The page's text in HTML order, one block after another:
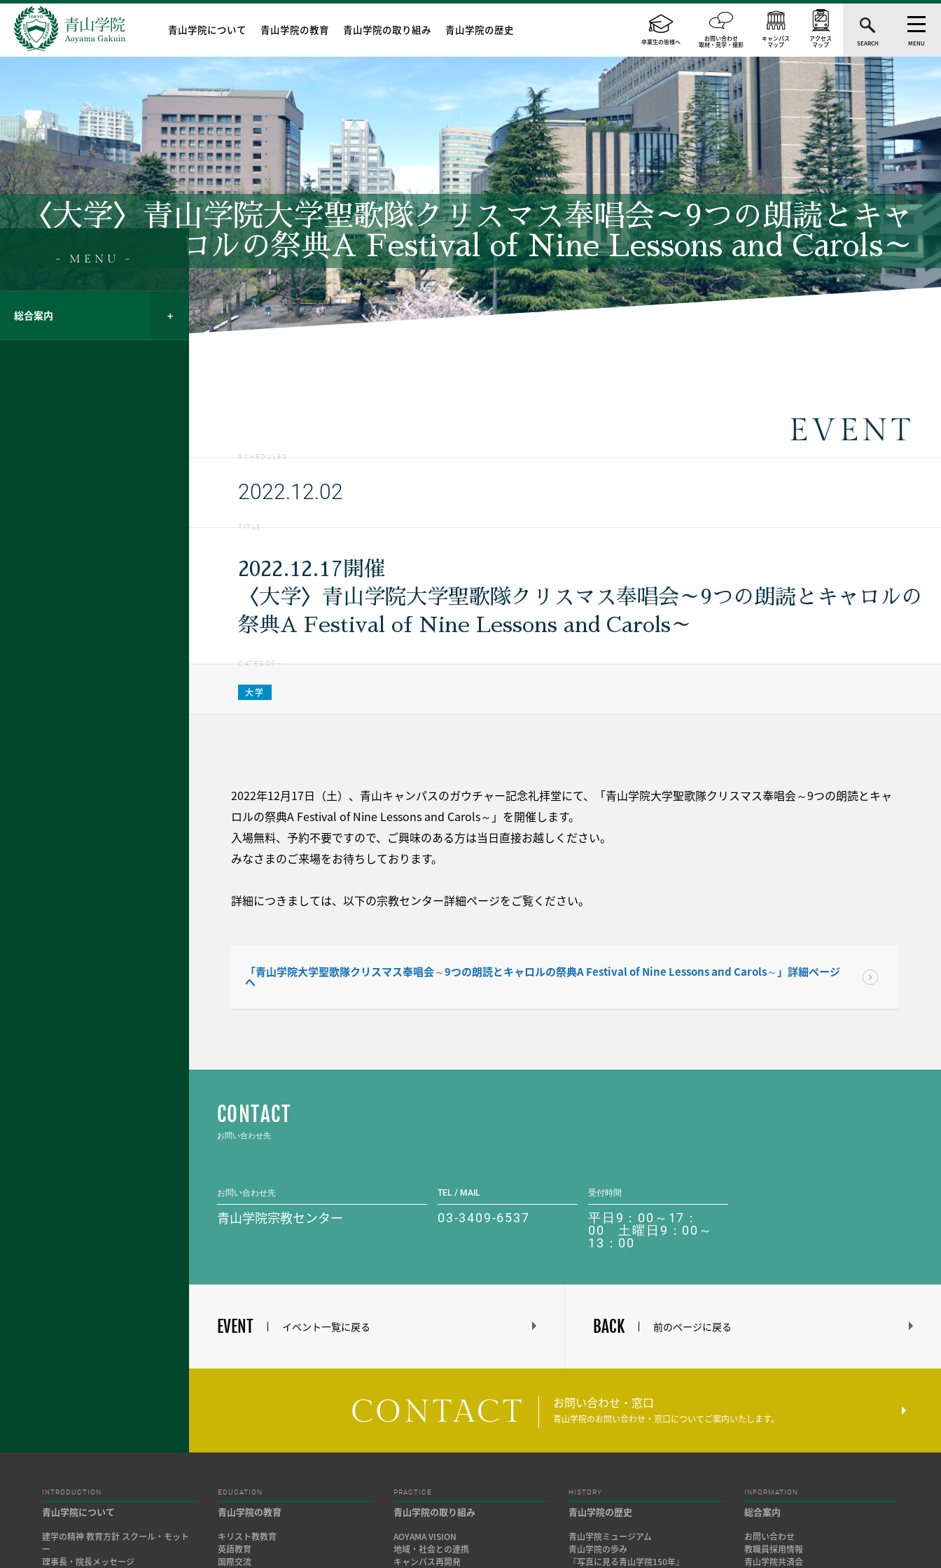
青山学院について 青山学院の教育 青山学院の取り組み 青山学院の歴史
卒業生の皆様へ お問い合わせ
取材・見学・撮影
キャンパス
マップ
アクセス
マップ SEARCH MENU
〈大学〉青山学院大学聖歌隊クリスマス奉唱会～9つの朗読とキャ
ロルの祭典A Festival of Nine Lessons and Carols～
- MENU -
総合案内
EVENT
SCHEDULED
2022.12.02
TITLE
2022.12.17開催
〈大学〉青山学院大学聖歌隊クリスマス奉唱会～9つの朗読とキャロルの
祭典A Festival of Nine Lessons and Carols～
CATEGORY
大学
2022年12月17日（土）、青山キャンパスのガウチャー記念礼拝堂にて、「青山学院大学聖歌隊クリスマス奉唱会～9つの朗読とキャ
ロルの祭典A Festival of Nine Lessons and Carols～」を開催します。
入場無料、予約不要ですので、ご興味のある方は当日直接お越しください。
みなさまのご来場をお待ちしております。
詳細につきましては、以下の宗教センター詳細ページをご覧ください。
「青山学院大学聖歌隊クリスマス奉唱会～9つの朗読とキャロルの祭典A Festival of Nine Lessons and Carols～」詳細ページ
へ
CONTACT
お問い合わせ先
お問い合わせ先
青山学院宗教センター
TEL / MAIL
03-3409-6537
受付時間
平日9：00～17：
00 土曜日9：00～
13：00
EVENT イベント一覧に戻る BACK 前のページに戻る
CONTACT お問い合わせ・窓口
青山学院のお問い合わせ・窓口についてご案内いたします。
INTRODUCTION
青山学院について
建学の精神 教育方針 スクール・モット
ー
理事長・院長メッセージ
EDUCATION
青山学院の教育
キリスト教教育
英語教育
国際交流
PRACTICE
青山学院の取り組み
AOYAMA VISION
地域・社会との連携
キャンパス再開発
HISTORY
青山学院の歴史
青山学院ミュージアム
青山学院の歩み
『写真に見る青山学院150年』
INFORMATION
総合案内
お問い合わせ
教職員採用情報
青山学院共済会